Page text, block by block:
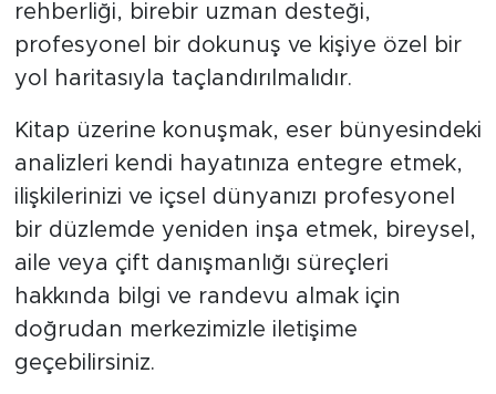
rehberliği, birebir uzman desteği,
profesyonel bir dokunuş ve kişiye özel bir
yol haritasıyla taçlandırılmalıdır.
Kitap üzerine konuşmak, eser bünyesindeki
analizleri kendi hayatınıza entegre etmek,
ilişkilerinizi ve içsel dünyanızı profesyonel
bir düzlemde yeniden inşa etmek, bireysel,
aile veya çift danışmanlığı süreçleri
hakkında bilgi ve randevu almak için
doğrudan merkezimizle iletişime
geçebilirsiniz.